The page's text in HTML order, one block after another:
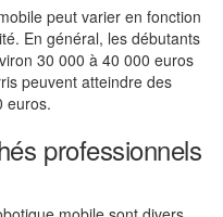
peut varier en fonction
En général, les débutants
30 000 à 40 000 euros
peuvent atteindre des
euros.
professionnels